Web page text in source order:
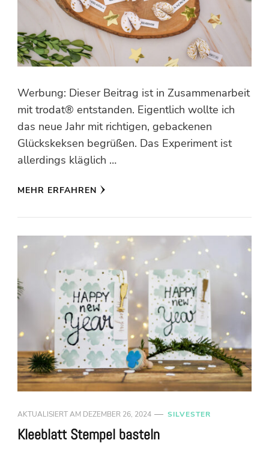
Werbung: Dieser Beitrag ist in Zusammenarbeit
mit trodat® entstanden. Eigentlich wollte ich
das neue Jahr mit richtigen, gebackenen
Glückskeksen begrüßen. Das Experiment ist
allerdings kläglich …
MEHR ERFAHREN
AKTUALISIERT AM DEZEMBER 26, 2024 SILVESTER
Kleeblatt Stempel basteln